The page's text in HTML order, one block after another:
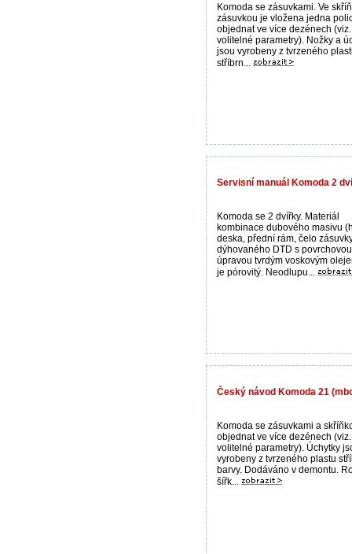
Komoda se zásuvkami. Ve
zásuvkou je vložena jedna
objednat ve více dezénech (viz.
volitelné parametry). Nožky a
jsou vyrobeny z tvrzeného
stříbrn...
Servisní manuál Komoda 2
Komoda se 2 dvířky. Materiál
kombinace dubového masivu
deska, přední rám, čelo
dýhovaného DTD s povrchovou
úpravou tvrdým voskovým
je pórovitý. Neodlupu...
Český návod Komoda 21
Komoda se zásuvkami a
objednat ve více dezénech (viz.
volitelné parametry). Úchytky
vyrobeny z tvrzeného plastu
barvy. Dodáváno v demontu.
šířk...